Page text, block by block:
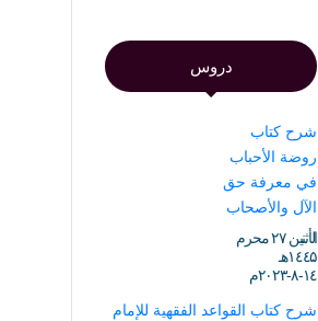
دروس
شرح كتاب
روضة الأحباب
في معرفة حق
الآل والأصحاب
الأثنين ۲۷ محرم
۱٤٤۵هـ
۱٤-۸-۲۰۲۳م
شرح كتاب القواعد الفقهية للإمام